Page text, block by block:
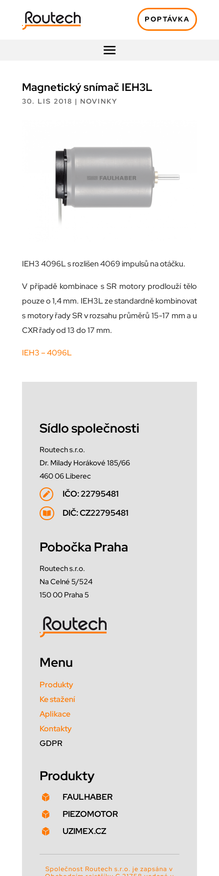
POPTÁVKA
Magnetický snímač IEH3L
30. LIS 2018 | NOVINKY
IEH3 4096L s rozlišen 4069 impulsů na otáčku.
V případě kombinace s SR motory prodlouží tělo
pouze o 1,4 mm. IEH3L ze standardně kombinovat
s motory řady SR v rozsahu průměrů 15-17 mm a u
CXR řady od 13 do 17 mm.
IEH3 – 4096L
Sídlo společnosti
Routech s.r.o.
Dr. Milady Horákové 185/66
460 06 Liberec
 IČO: 22795481
 DIČ: CZ22795481
Pobočka Praha
Routech s.r.o.
Na Celné 5/524
150 00 Praha 5
Menu
Produkty
Ke stažení
Aplikace
Kontakty
GDPR
Produkty
 FAULHABER
 PIEZOMOTOR
 UZIMEX.CZ
Společnost Routech s.r.o. je zapsána v